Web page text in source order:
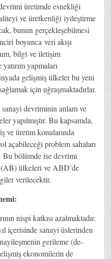
üretimde esnekliği
ve üretkenliği iyileştirme
bunun gerçekleşebilmesi
boyunca veri akışı
bilgi ve iletişim
yapmaları
gelişmiş ülkeler bu yeni
için uğraşmaktadırlar.
devriminin anlam ve
yapılmıştır. Bu kapsamda,
ve üretim konularında
açabileceği problem sahaları
Bu bölümde ise devrimi
ülkeleri ve ABD’de
verilecektir.
nispi katkısı azalmaktadır.
içerisinde sanayi üslerinden
gerileme (de-
ekonomilerin de